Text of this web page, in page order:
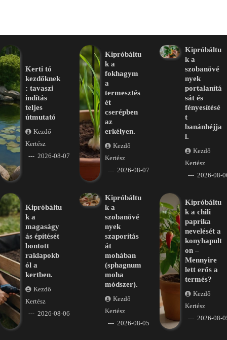
Kerti tó
kezdőknek
: tavaszi
indítás
teljes
útmutató
Kezdő
Kertész
2026-08-07
Kipróbáltu
k a
fokhagym
a
termesztés
ét
cserépben
az
erkélyen.
Kezdő
Kertész
2026-08-07
Kipróbáltu
k a
szobanövé
nyek
portalanítá
sát és
fényesítésé
t
banánhéjja
l.
Kezdő
Kertész
2026-08-
Kipróbáltu
k a
magaságy
ás építését
bontott
raklapokb
ól a
kertben.
Kezdő
Kertész
2026-08-06
Kipróbáltu
k a
szobanövé
nyek
szaporítás
át
mohában
(sphagnum
moha
módszer).
Kezdő
Kertész
2026-08-05
Kipróbáltu
k a chili
paprika
nevelését a
konyhapult
on –
Mennyire
lett erős a
termés?
Kezdő
Kertész
2026-08-